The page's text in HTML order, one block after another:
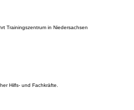
Trainingszentrum in Niedersachsen
Hilfs- und Fachkräfte.